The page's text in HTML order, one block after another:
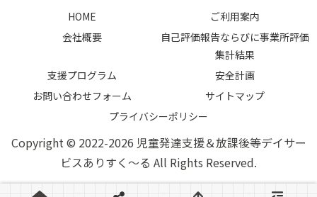
HOME
ご利用案内
会社概要
自己評価報告ならびに事業所評価
集計結果
支援プログラム
安全計画
お問い合わせフォーム
サイトマップ
プライバシーポリシー
Copyright © 2022-2026 児童発達支援＆放課後等デイサー
ビスありすく～る All Rights Reserved.